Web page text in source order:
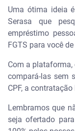
Uma ótima ideia
Serasa que
empréstimo
FGTS para você
Com a plataforma,
compará-las sem
CPF, a
Lembramos que
seja ofertado